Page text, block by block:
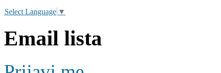
Select Language ▼
Email lista